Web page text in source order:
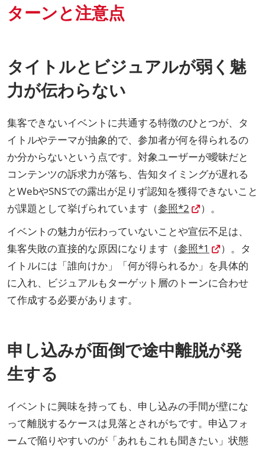
ターンと注意点
タイトルとビジュアルが弱く魅
力が伝わらない
集客できないイベントに共通する特徴のひとつが、タ
イトルやテーマが抽象的で、参加者が何を得られるの
か分からないという点です。対象ユーザーが曖昧だと
コンテンツの訴求力が落ち、告知タイミングが遅れる
とWebやSNSでの露出が足りず認知を獲得できないこと
が課題として挙げられています（参照*2
）。
イベントの魅力が伝わっていないことや宣伝不足は、
集客失敗の直接的な原因になります（参照*1
）。タ
イトルには「誰向けか」「何が得られるか」を具体的
に入れ、ビジュアルもターゲット層のトーンに合わせ
て作成する必要があります。
申し込みが面倒で途中離脱が発
生する
イベントに興味を持っても、申し込みの手間が壁にな
って離脱するケースは見落とされがちです。申込フォ
ームで陥りやすいのが「あれもこれも聞きたい」状態